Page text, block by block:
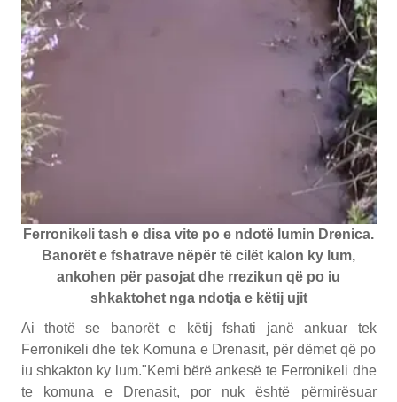
Ferronikeli tash e disa vite po e ndotë lumin Drenica.
Banorët e fshatrave nëpër të cilët kalon ky lum,
ankohen për pasojat dhe rrezikun që po iu
shkaktohet nga ndotja e këtij ujit
Ai thotë se banorët e këtij fshati janë ankuar tek
Ferronikeli dhe tek Komuna e Drenasit, për dëmet që po
iu shkakton ky lum."Kemi bërë ankesë te Ferronikeli dhe
te komuna e Drenasit, por nuk është përmirësuar